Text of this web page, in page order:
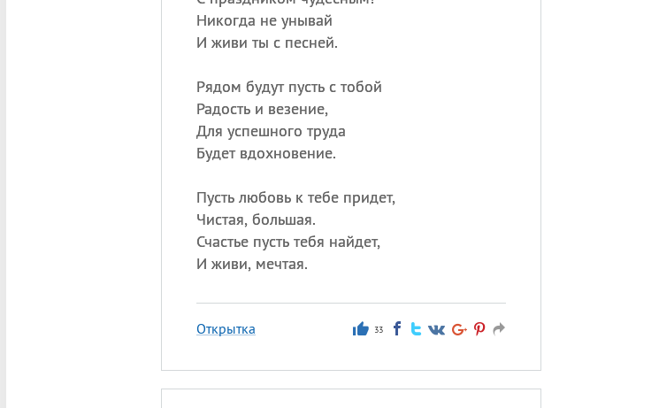
Никогда не унывай
И живи ты с песней.
Рядом будут пусть с тобой
Радость и везение,
Для успешного труда
Будет вдохновение.
Пусть любовь к тебе придет,
Чистая, большая.
Счастье пусть тебя найдет,
И живи, мечтая.
Открытка 33